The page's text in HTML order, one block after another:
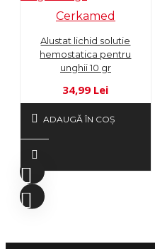
Cerkamed
Alustat lichid solutie
hemostatica pentru
unghii 10 gr
34,99 Lei
ADAUGĂ ÎN COŞ